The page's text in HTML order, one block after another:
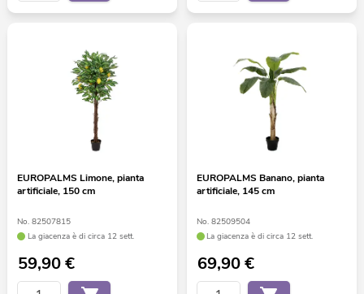
EUROPALMS Limone, pianta
artificiale, 150 cm
No. 82507815
La giacenza è di circa 12 sett.
59,90€
EUROPALMS Banano, pianta
artificiale, 145 cm
No. 82509504
La giacenza è di circa 12 sett.
69,90€